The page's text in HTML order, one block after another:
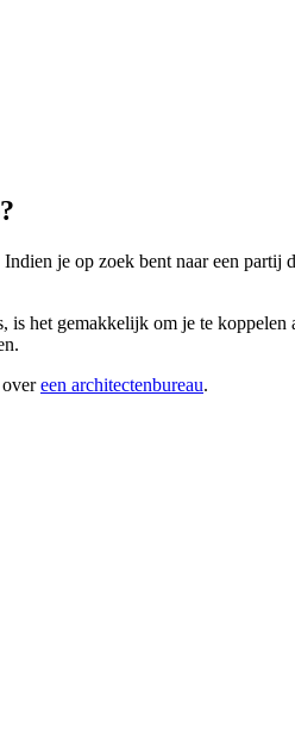
je op zoek bent naar een
is het gemakkelijk om je te
overeen architectenbureau.